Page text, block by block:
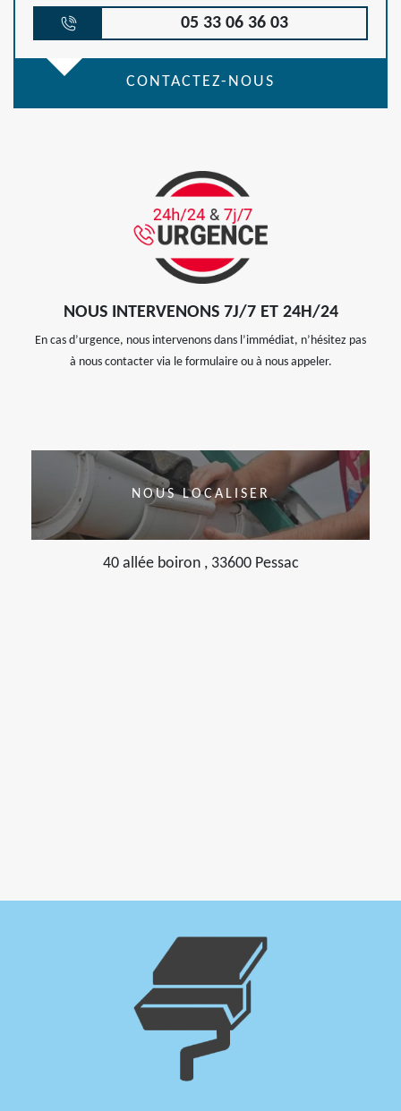
05 33 06 36 03
CONTACTEZ-NOUS
NOUS INTERVENONS 7J/7 ET 24H/24
En cas d’urgence, nous intervenons dans l’immédiat, n’hésitez pas
à nous contacter via le formulaire ou à nous appeler.
NOUS LOCALISER
40 allée boiron , 33600 Pessac